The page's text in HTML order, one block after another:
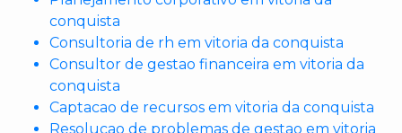
conquista
Consultoria de rh em vitoria da conquista
Consultor de gestao financeira em vitoria da
conquista
Captacao de recursos em vitoria da conquista
Resolucao de problemas de gestao em vitoria